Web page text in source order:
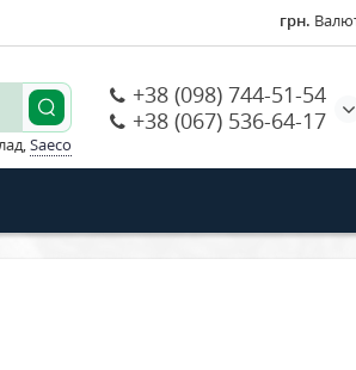
грн.
+38 (098) 744-51-54
+38 (067) 536-64-17
Saeco